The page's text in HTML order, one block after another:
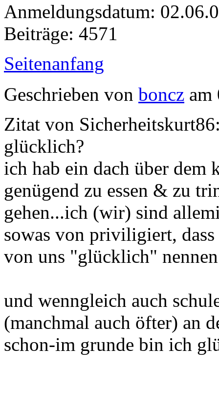
Anmeldungsdatum:
Beiträge: 4571
Seitenanfang
Geschrieben von boncz am
Zitat von
glücklich?
ich hab ein dach über
genügend zu essen & zu
gehen...ich (wir) sind
sowas von priviligiert,
von uns "glücklich"
und wenngleich auch
(manchmal auch öfter) an
schon-im grunde bin ich